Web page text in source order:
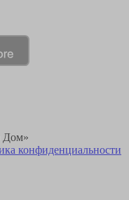
Дом»
конфиденциальности